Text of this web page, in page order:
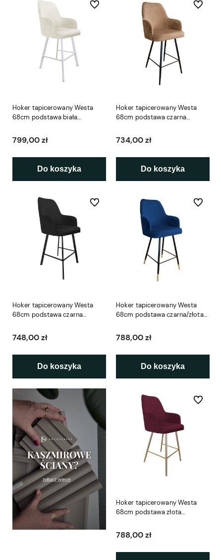
Hoker tapicerowany Westa
68cm podstawa biała
799,00 zł
Do koszyka
Do ulubionych
Hoker tapicerowany Westa
68cm podstawa czarna
734,00 zł
Do koszyka
Do
Hoker tapicerowany Westa
68cm podstawa czarna
748,00 zł
Do koszyka
Do ulubionych
Hoker tapicerowany Westa
68cm podstawa czarna/złota
788,00 zł
Do koszyka
Do
Hoker tapicerowany Westa
68cm podstawa złota
788,00 zł
Do